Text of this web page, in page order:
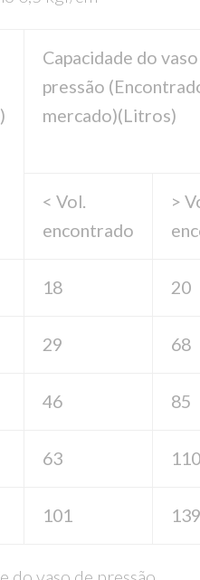
Capacidade do
pressão
mercado)(Litros)
< Vol.
encontrado
>
18 20
29 68
46 85
63
101